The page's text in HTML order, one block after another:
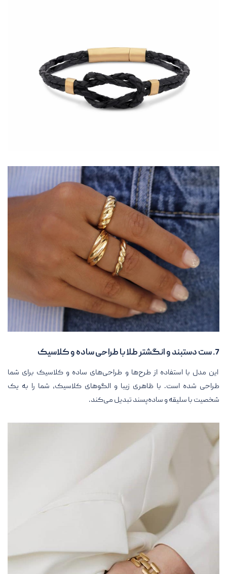
7. ست دستبند و انگشتر طلا با طراحی ساده و کلاسیک
این مدل با استفاده از طرح‌ها و طراحی‌های ساده و کلاسیک برای شما
طراحی شده است. با ظاهری زیبا و الگوهای کلاسیک، شما را به یک
شخصیت با سلیقه و ساده‌پسند تبدیل می‌کند.